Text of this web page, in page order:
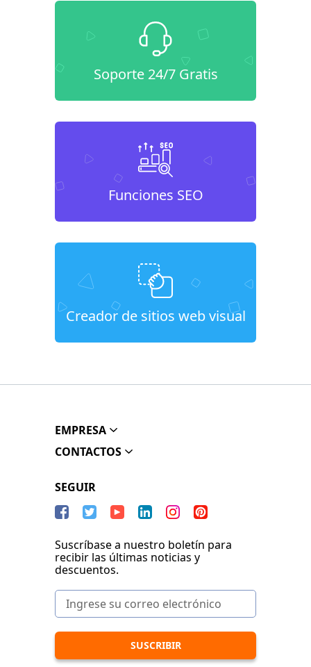
Soporte 24/7 Gratis
Funciones SEO
Creador de sitios web visual
EMPRESA
CONTACTOS
SEGUIR
Suscríbase a nuestro boletín para
recibir las últimas noticias y
descuentos.